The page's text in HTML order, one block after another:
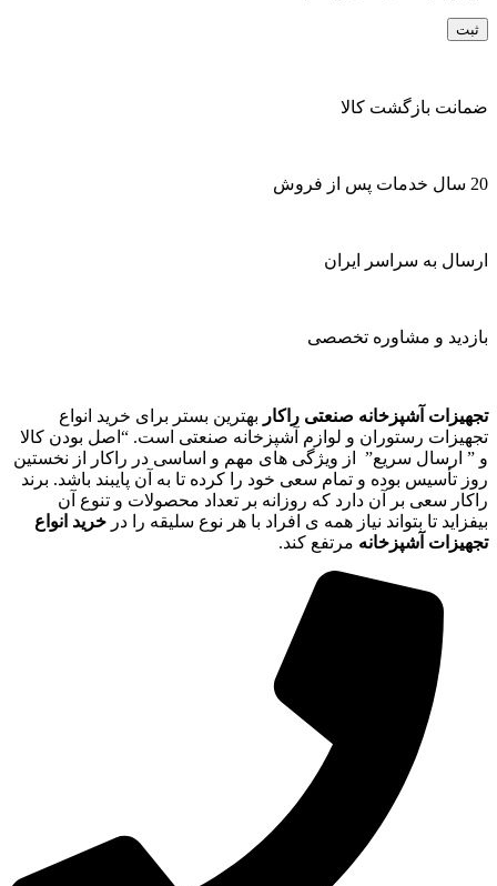
ضمانت بازگشت کالا
20 سال خدمات پس از فروش
ارسال به سراسر ایران
بازدید و مشاوره تخصصی
تجهیزات آشپزخانه صنعتی راکار بهترین بستر برای خرید انواع
تجهیزات رستوران و لوازم آشپزخانه صنعتی است. “اصل بودن کالا
و ” ارسال سریع” از ویژگی های مهم و اساسی در راکار از نخستین
روز تأسیس بوده و تمام سعی خود را کرده تا به آن پایبند باشد. برند
راکار سعی بر آن دارد که روزانه بر تعداد محصولات و تنوع آن
بیفزاید تا بتواند نیاز همه ی افراد با هر نوع سلیقه را در خرید انواع
تجهیزات آشپزخانه مرتفع کند.